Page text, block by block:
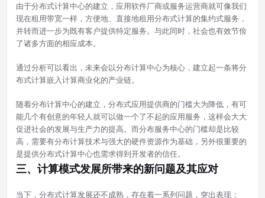
由于分布式计算中心的建立，应用软件厂商或服务运营商就可像我们
现在租用带宽一样，方便地、直接地租用分布式计算的集约式服务，
并转而进一步为既有客户提供特定服务。与此同时，社会也有效节俭
了诸多方面的相应成本。
通过分析可以看出，未来会以分布计算中心为核心，建立起一条将分
布式计算嵌入计算商业化的产业链。
随着分布计算中心的建立，分布式应用提供商的门槛大为降低，有可
能几个有创意的年轻人就可以做一个了不起的应用服务，这样会大大
促进社会的发展与生产力的提高。而分布服务中心的门槛却是比较
高，需要有分布计算技术与强大的硬件资源作为基础，另外很重要的
是提供分布式计算中心也需求得到开发者的信任。
三、计算模式发展所带来的新问题及其应对
当下，分布式计算发展还不成熟，存在着一系列问题，突出表现：